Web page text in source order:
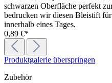
schwarzen Oberfläche perfekt
bedrucken wir diesen Bleistift
innerhalb eines Tages.
0,89 €*
Produktgalerie überspringen
Zubehör